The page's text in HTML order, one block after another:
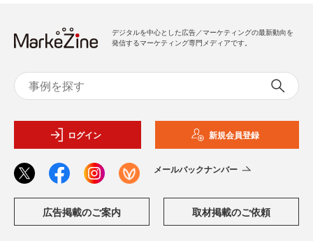
デジタルを中心とした広告／マーケティングの最新動向を
発信するマーケティング専門メディアです。
ログイン 新規会員登録
メールバックナンバー
広告掲載のご案内 取材掲載のご依頼